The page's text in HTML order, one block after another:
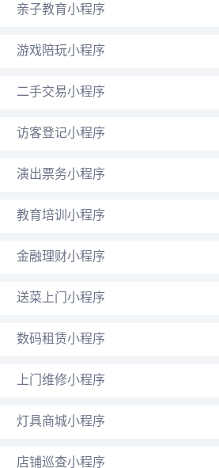
亲子教育小程序
游戏陪玩小程序
二手交易小程序
访客登记小程序
演出票务小程序
教育培训小程序
金融理财小程序
送菜上门小程序
数码租赁小程序
上门维修小程序
灯具商城小程序
店铺巡查小程序